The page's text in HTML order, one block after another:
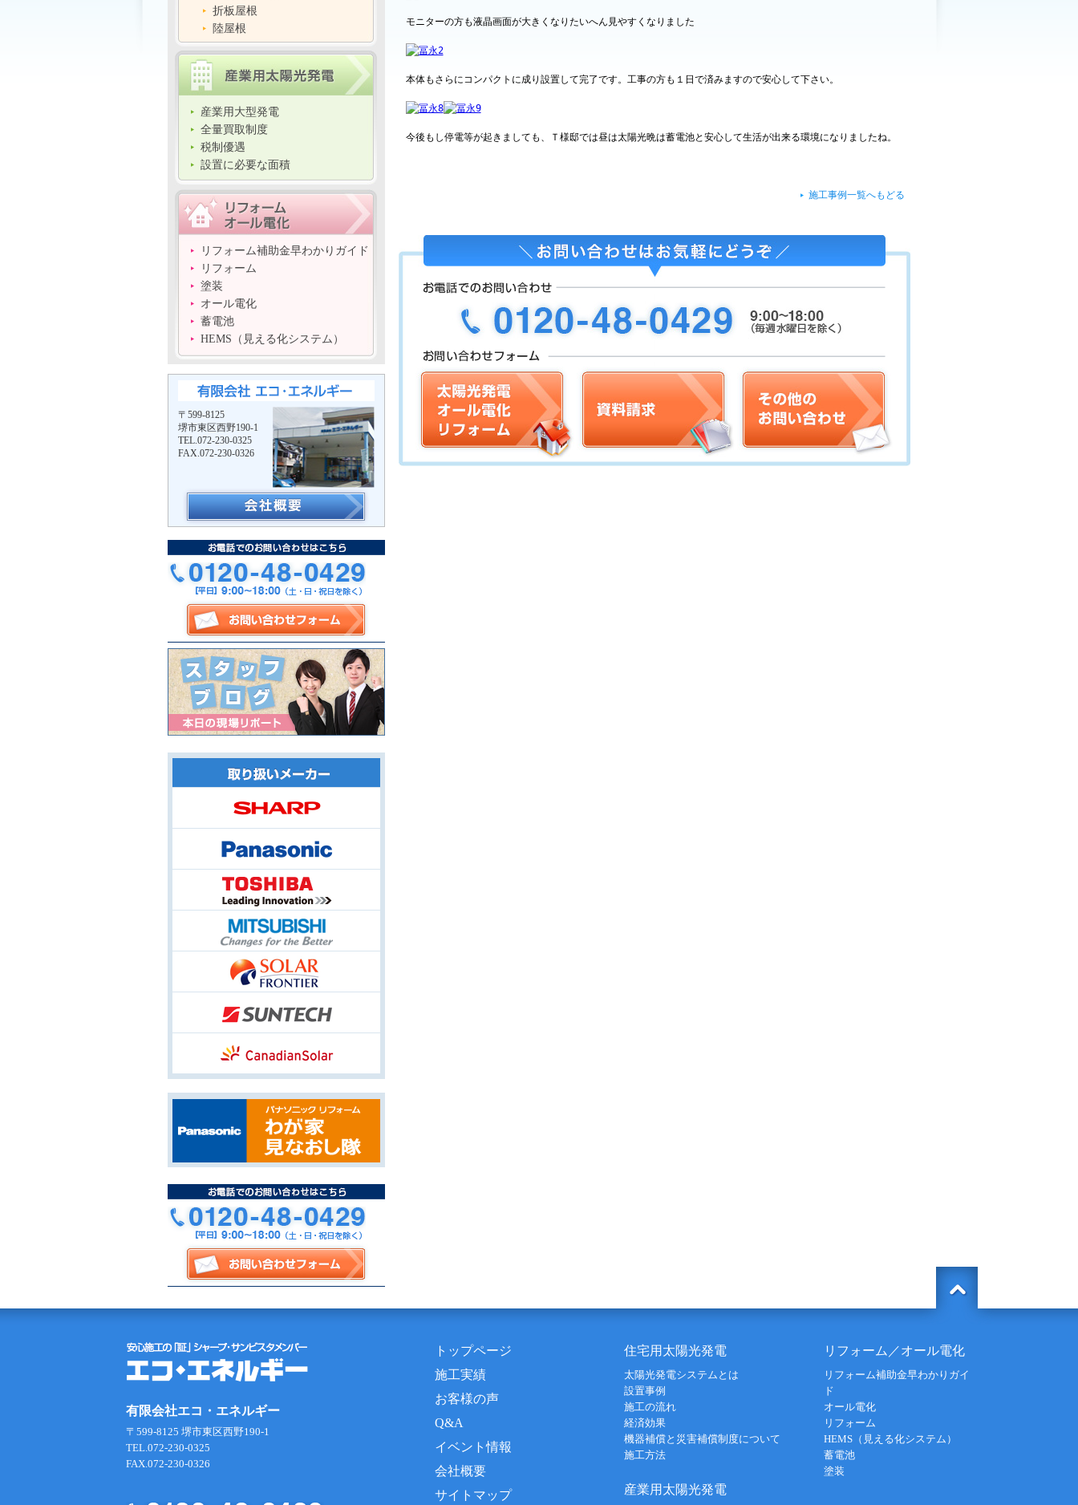
折板屋根
陸屋根
産業用大型発電
全量買取制度
税制優遇
設置に必要な面積
リフォーム補助金早わかりガイド
リフォーム
塗装
オール電化
蓄電池
HEMS（見える化システム）
〒599-8125
堺市東区西野190-1
TEL.072-230-0325
FAX.072-230-0326
モニターの方も液晶画面が大きくなりたいへん見やすくなりました
本体もさらにコンパクトに成り設置して完了です。工事の方も１日で済みますので安心して下さい。
今後もし停電等が起きましても、Ｔ様邸では昼は太陽光晩は蓄電池と安心して生活が出来る環境になりましたね。
施工事例一覧へもどる
有限会社エコ・エネルギー
〒599-8125 堺市東区西野190-1
TEL.072-230-0325
FAX.072-230-0326
トップページ
施工実績
お客様の声
Q&A
イベント情報
会社概要
サイトマップ
住宅用太陽光発電
太陽光発電システムとは
設置事例
施工の流れ
経済効果
機器補償と災害補償制度について
施工方法
産業用太陽光発電
リフォーム／オール電化
リフォーム補助金早わかりガイ
ド
オール電化
リフォーム
HEMS（見える化システム）
蓄電池
塗装